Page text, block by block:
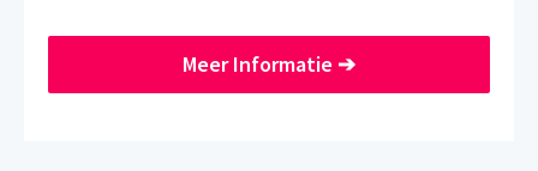
Meer Informatie ➔